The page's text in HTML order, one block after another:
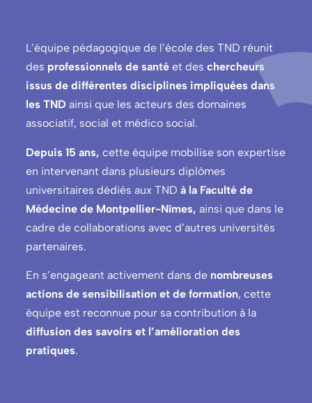
L’équipe pédagogique de l’école des TND réunit
des professionnels de santé et des chercheurs
issus de différentes disciplines impliquées dans
les TND ainsi que les acteurs des domaines
associatif, social et médico social.
Depuis 15 ans, cette équipe mobilise son expertise
en intervenant dans plusieurs diplômes
universitaires dédiés aux TND à la Faculté de
Médecine de Montpellier-Nîmes, ainsi que dans le
cadre de collaborations avec d’autres universités
partenaires.
En s’engageant activement dans de nombreuses
actions de sensibilisation et de formation, cette
équipe est reconnue pour sa contribution à la
diffusion des savoirs et l’amélioration des
pratiques.